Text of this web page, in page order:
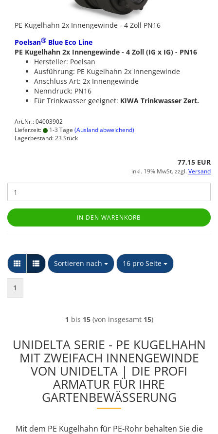
PE Kugelhahn 2x Innengewinde - 4 Zoll PN16
PoelsanⓇ Blue Eco Line
PE Kugelhahn 2x Innengewinde - 4 Zoll (IG x IG) - PN16
Hersteller: Poelsan
Ausführung: PE Kugelhahn 2x Innengewinde
Anschluss Art: 2x Innengewinde
Nenndruck: PN16
Für Trinkwasser geeignet: KIWA Trinkwasser Zert.
Art.Nr.: 04003902
Lieferzeit:
1-3 Tage (Ausland abweichend)
Lagerbestand: 23 Stück
77,15 EUR
inkl. 19% MwSt. zzgl.Versand
IN DEN WARENKORB
Sortieren nach
Sortieren nach 16 pro Seite
pro Seite
1
1 bis 15(von insgesamt 15)
UNIDELTA SERIE - PE KUGELHAHN
MIT ZWEIFACH INNENGEWINDE
VON UNIDELTA | DIE PROFI
ARMATUR FÜR IHRE
GARTENBEWÄSSERUNG
Mit dem PE Kugelhahn für PE-Rohr behalten Sie die